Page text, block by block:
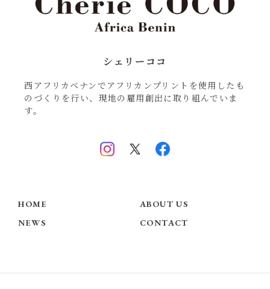
シェリーココ
西アフリカベナンでアフリカンプリントを使用したも
のづくりを行い、現地の雇用創出に取り組んでいま
す。
HOME
ABOUT US
NEWS
CONTACT